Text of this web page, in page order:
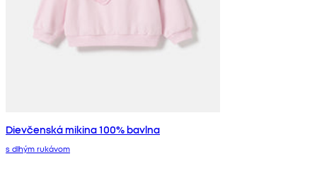
Dievčenská mikina 100% bavlna
s dlhým rukávom